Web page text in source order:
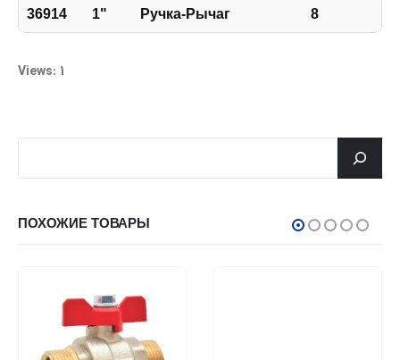
36914 1" Ручка-Рычаг 8
Views: 1
ПОХОЖИЕ ТОВАРЫ